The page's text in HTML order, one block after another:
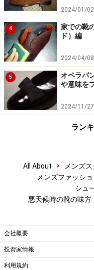
ます。
実際に履く30分から1
プレーするのが、性能
です。塗布してから1
で、跡が気になるよ
乾いた布で軽く拭き
して下さい。
べ短い点ですが、そ
遭いそうな外出前に
おけば、十分お守り役
アウトドアシュ
ス系！
2024/01/02
4
家での靴
ド）編
2024/04/08
5
オペラパ
や意味を
2024/11/27
ラン
All About > メンズ
メンズファッシ
シュ
悪天候時の靴の味
会社概要
投資家情報
利用規約